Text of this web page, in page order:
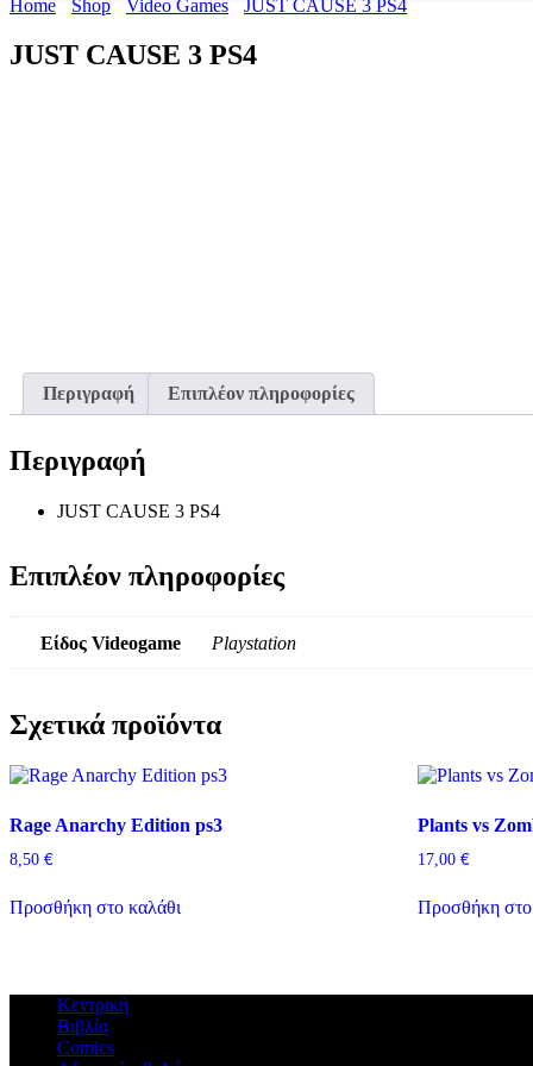
Home Shop Video Games JUST CAUSE 3 PS4
JUST CAUSE 3 PS4
Περιγραφή Επιπλέον πληροφορίες
Περιγραφή
JUST CAUSE 3 PS4
Επιπλέον πληροφορίες
Είδος Videogame Playstation
Σχετικά προϊόντα
Rage Anarchy Edition ps3
8,50 €
Προσθήκη στο καλάθι
Plants vs
17,00€
Προσθήκη στο
Κεντρική
Βιβλία
Comics